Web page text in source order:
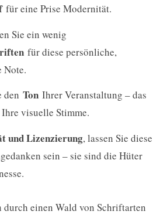
für eine Prise Modernität.
Sie ein wenig
für diese persönliche,
Note.
den Ton Ihrer Veranstaltung – das
visuelle Stimme.
und Lizenzierung, lassen Sie diese
sein – sie sind die Hüter
durch einen Wald von Schriftarten